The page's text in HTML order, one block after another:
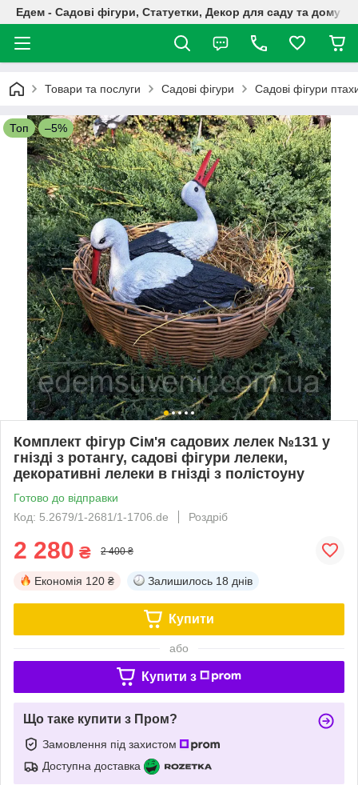
Едем - Садові фігури, Статуетки, Декор для саду та дому
Товари та послуги Садові фігури Садові фігури
Топ –5%
Комплект фігур Сім'я садових лелек №131 у
гнізді з ротангу, садові фігури лелеки,
декоративні лелеки в гнізді з полістоуну
Готово до відправки
Код: 5.2679/1-2681/1-1706.de
Роздріб
2 280 ₴ 2 400 ₴
Економія 120 ₴ Залишилось 18 днів
Купити
або
Купити з
Що таке купити з Пром?
Замовлення під захистом
Доступна доставка